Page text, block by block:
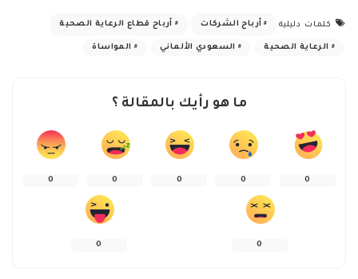
كلمات دليلية أرباح الشركات أرباح قطاع الرعاية الصحية
الرعاية الصحية السعودي الألماني المواساة
ما هو رأيك بالمقالة ؟
0
0
0
0
0
0
0